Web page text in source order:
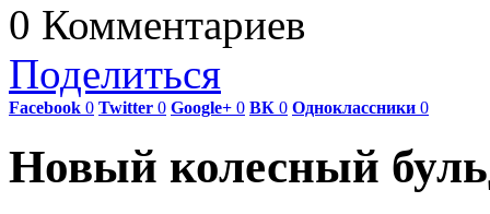
0 Комментариев
Поделиться
Facebook 0 Twitter 0 Google+ 0 ВК 0 Одноклассники 0
Новый колесный